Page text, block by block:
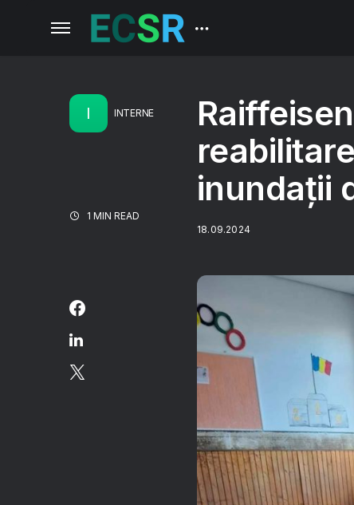
I INTERNE
1 MIN READ
inundații
18.09.2024